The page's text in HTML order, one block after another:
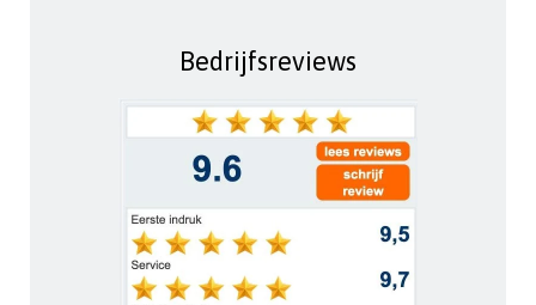
Bedrijfsreviews